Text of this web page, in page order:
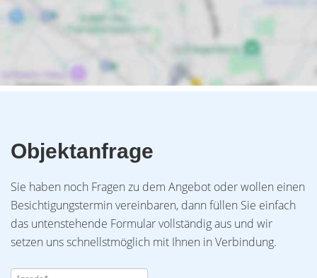
Objektanfrage
Sie haben noch Fragen zu dem Angebot oder wollen einen
Besichtigungstermin vereinbaren, dann füllen Sie einfach
das untenstehende Formular vollständig aus und wir
setzen uns schnellstmöglich mit Ihnen in Verbindung.